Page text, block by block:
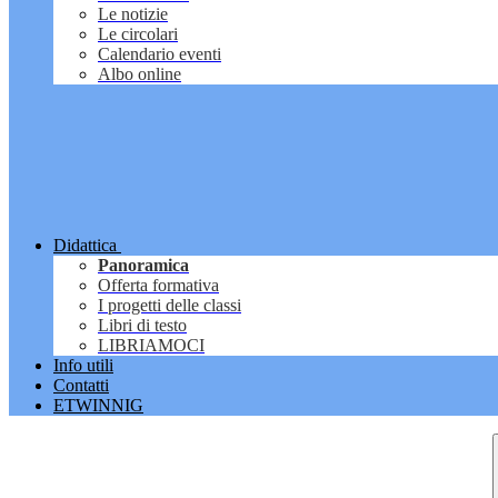
Le notizie
Le circolari
Calendario eventi
Albo online
Didattica
Panoramica
Offerta formativa
I progetti delle classi
Libri di testo
LIBRIAMOCI
Info utili
Contatti
ETWINNIG